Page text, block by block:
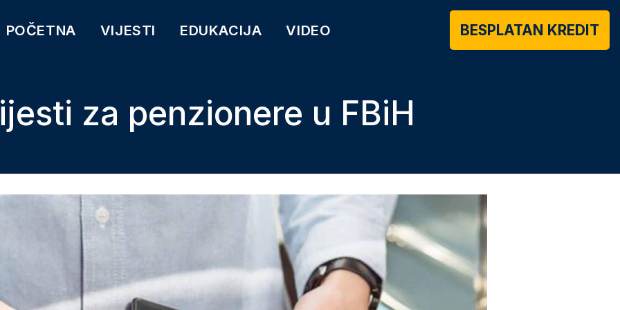
POČETNA VIJESTI EDUKACIJA VIDEO BESPLATAN KREDIT
za penzionere u FBiH